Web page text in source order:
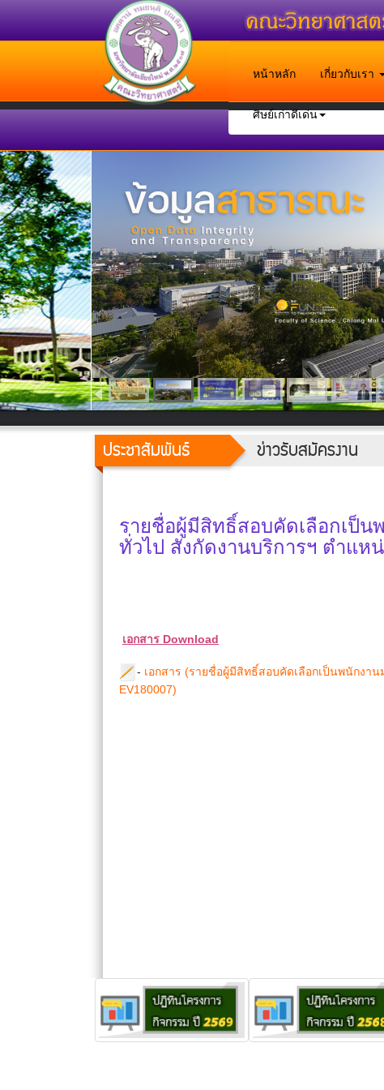
หน้าหลัก เกี่ยวกับเรา
ศิษย์เก่าดีเด่น
ประชาสัมพันธ์ ข่าวรับสมัครงาน
รายชื่อผู้มีสิทธิ์สอบคัดเลือกเป็
ทั่วไป สังกัดงานบริการฯ ตำแห
เอกสาร Download
- เอกสาร (รายชื่อผู้มีสิทธิ์สอบคัดเลือกเป็นพนักงา
EV180007)